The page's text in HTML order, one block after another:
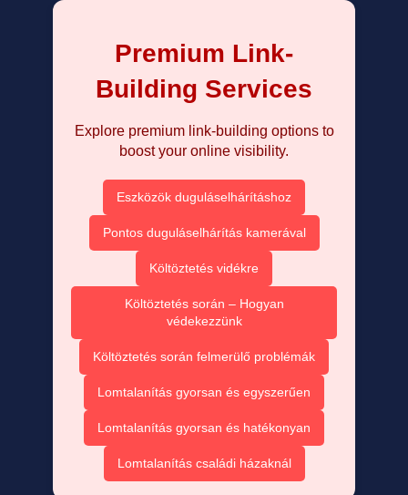
Premium Link-
Building Services
Explore premium link-building options to
boost your online visibility.
Eszközök duguláselhárításhoz
Pontos duguláselhárítás kamerával
Költöztetés vidékre
Költöztetés során – Hogyan
védekezzünk
Költöztetés során felmerülő problémák
Lomtalanítás gyorsan és egyszerűen
Lomtalanítás gyorsan és hatékonyan
Lomtalanítás családi házaknál